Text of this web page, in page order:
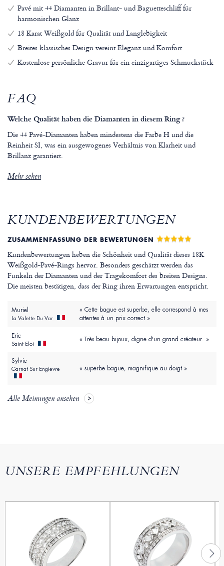
Pavé mit 44 Diamanten in Brillant- und Baguetteschliff für
harmonischen Glanz
18 Karat Weißgold für Qualität und Langlebigkeit
Breites klassisches Design vereint Eleganz und Komfort
Kostenlose persönliche Gravur für ein einzigartiges Schmuckstück
FAQ
Welche Qualität haben die Diamanten in diesem Ring ?
Die 44 Pavé-Diamanten haben mindestens die Farbe H und die
Reinheit SI, was ein ausgewogenes Verhältnis von Klarheit und
Brillanz garantiert.
Mehr sehen
KUNDENBEWERTUNGEN
ZUSAMMENFASSUNG DER BEWERTUNGEN
Kundenbewertungen heben die Schönheit und Qualität dieses 18K
Weißgold-Pavé-Rings hervor. Besonders geschätzt werden das
Funkeln der Diamanten und der Tragekomfort des breiten Designs.
Die meisten bestätigen, dass der Ring ihren Erwartungen entspricht.
Muriel
La Valette Du Var
« Cette bague est superbe, elle correspond à mes
attentes à un prix correct »
Eric
Saint Eloi
« Très beau bijoux, digne d'un grand créateur. »
Sylvie
Garnat Sur Engievre « superbe bague, magnifique au doigt »
Alle Meinungen ansehen
UNSERE EMPFEHLUNGEN